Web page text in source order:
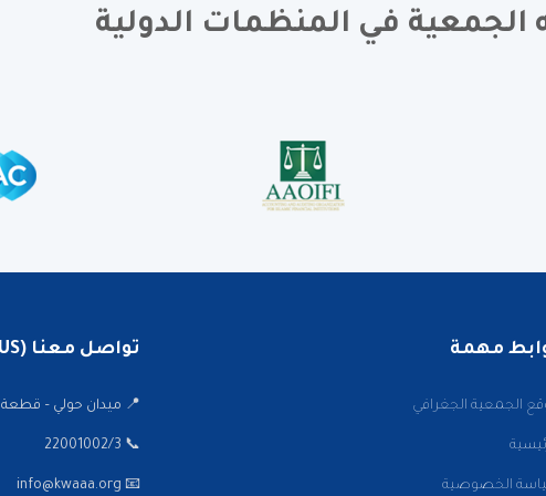
في المنظمات الدولية
مهمة
الجمعية الجغرافي
الخصوصية
تواصل معنا (CONTACT US)
📍 ميدان حولي – قطعة 11 – شارع عبدالله الفرج
📞 22001002/3
📧 info@kwaaa.org